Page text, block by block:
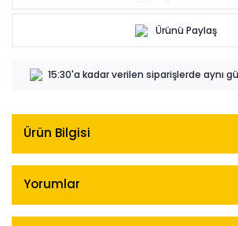
Ürünü Paylaş
15:30'a kadar verilen siparişlerde aynı
Ürün Bilgisi
Yorumlar